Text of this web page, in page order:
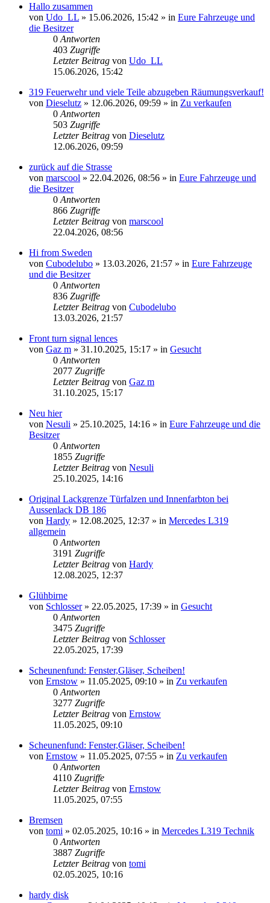
Hallo zusammen
von Udo_LL » 15.06.2026, 15:42 » in Eure Fahrzeuge und
die Besitzer
0 Antworten
403 Zugriffe
Letzter Beitrag von Udo_LL
15.06.2026, 15:42
319 Feuerwehr und viele Teile abzugeben Räumungsverkauf!
von Dieselutz » 12.06.2026, 09:59 » in Zu verkaufen
0 Antworten
503 Zugriffe
Letzter Beitrag von Dieselutz
12.06.2026, 09:59
zurück auf die Strasse
von marscool » 22.04.2026, 08:56 » in Eure Fahrzeuge und
die Besitzer
0 Antworten
866 Zugriffe
Letzter Beitrag von marscool
22.04.2026, 08:56
Hi from Sweden
von Cubodelubo » 13.03.2026, 21:57 » in Eure Fahrzeuge
und die Besitzer
0 Antworten
836 Zugriffe
Letzter Beitrag von Cubodelubo
13.03.2026, 21:57
Front turn signal lences
von Gaz m » 31.10.2025, 15:17 » in Gesucht
0 Antworten
2077 Zugriffe
Letzter Beitrag von Gaz m
31.10.2025, 15:17
Neu hier
von Nesuli » 25.10.2025, 14:16 » in Eure Fahrzeuge und die
Besitzer
0 Antworten
1855 Zugriffe
Letzter Beitrag von Nesuli
25.10.2025, 14:16
Original Lackgrenze Türfalzen und Innenfarbton bei
Aussenlack DB 186
von Hardy » 12.08.2025, 12:37 » in Mercedes L319
allgemein
0 Antworten
3191 Zugriffe
Letzter Beitrag von Hardy
12.08.2025, 12:37
Glühbirne
von Schlosser» 22.05.2025, 17:39 » in Gesucht
0 Antworten
3475 Zugriffe
Letzter Beitrag von Schlosser
22.05.2025, 17:39
Scheunenfund: Fenster,Gläser, Scheiben!
von Ernstow » 11.05.2025, 09:10 » in Zu verkaufen
0 Antworten
3277 Zugriffe
Letzter Beitrag von Ernstow
11.05.2025, 09:10
Scheunenfund: Fenster,Gläser, Scheiben!
von Ernstow » 11.05.2025, 07:55 » in Zu verkaufen
0 Antworten
4110 Zugriffe
Letzter Beitrag von Ernstow
11.05.2025, 07:55
Bremsen
von tomi » 02.05.2025, 10:16 » in Mercedes L319 Technik
0 Antworten
3887 Zugriffe
Letzter Beitrag von tomi
02.05.2025, 10:16
hardy disk